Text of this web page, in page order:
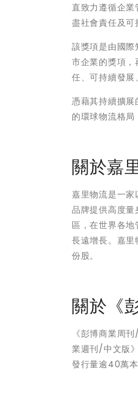
直致力遵循企
盡社會責任及可
該獎項是由國
市企業的獎項
任、可持續發展
憑藉其持續擴
的環球物流格局
關於嘉
嘉里物流是一
品牌提供高度
區，在世界各
長遠增長。嘉
份股。
關於《
《彭博商業周
業週刊/中文版
發行量逾40萬本